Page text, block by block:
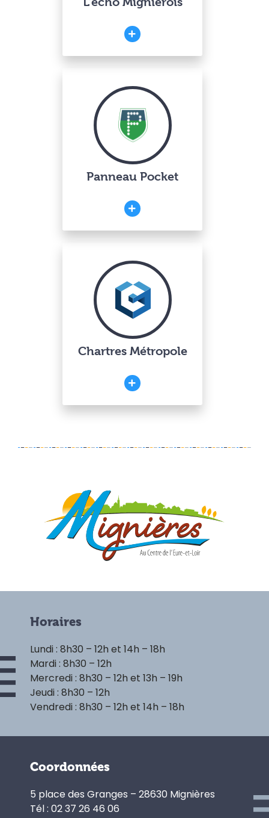
Panneau Pocket
Chartres Métropole
Horaires
Lundi : 8h30 – 12h et 14h – 18h
Mardi : 8h30 – 12h
Mercredi : 8h30 – 12h et 13h – 19h
Jeudi : 8h30 – 12h
Vendredi : 8h30 – 12h et 14h – 18h
Coordonnées
5 place des Granges – 28630 Mignières
Tél : 02 37 26 46 06